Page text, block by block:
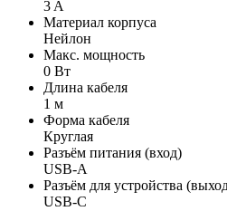
3 A
Материал корпуса
Нейлон
Макс. мощность
0 Вт
Длина кабеля
1 м
Форма кабеля
Круглая
Разъём питания (вход)
USB-A
Разъём для устройства
USB-C